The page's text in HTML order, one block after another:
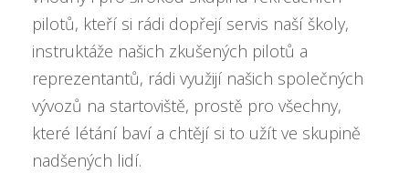
pilotů, kteří si rádi dopřejí servis naší školy,
instruktáže našich zkušených pilotů a
reprezentantů, rádi využijí našich společných
vývozů na startoviště, prostě pro všechny,
které létání baví a chtějí si to užít ve skupině
nadšených lidí.